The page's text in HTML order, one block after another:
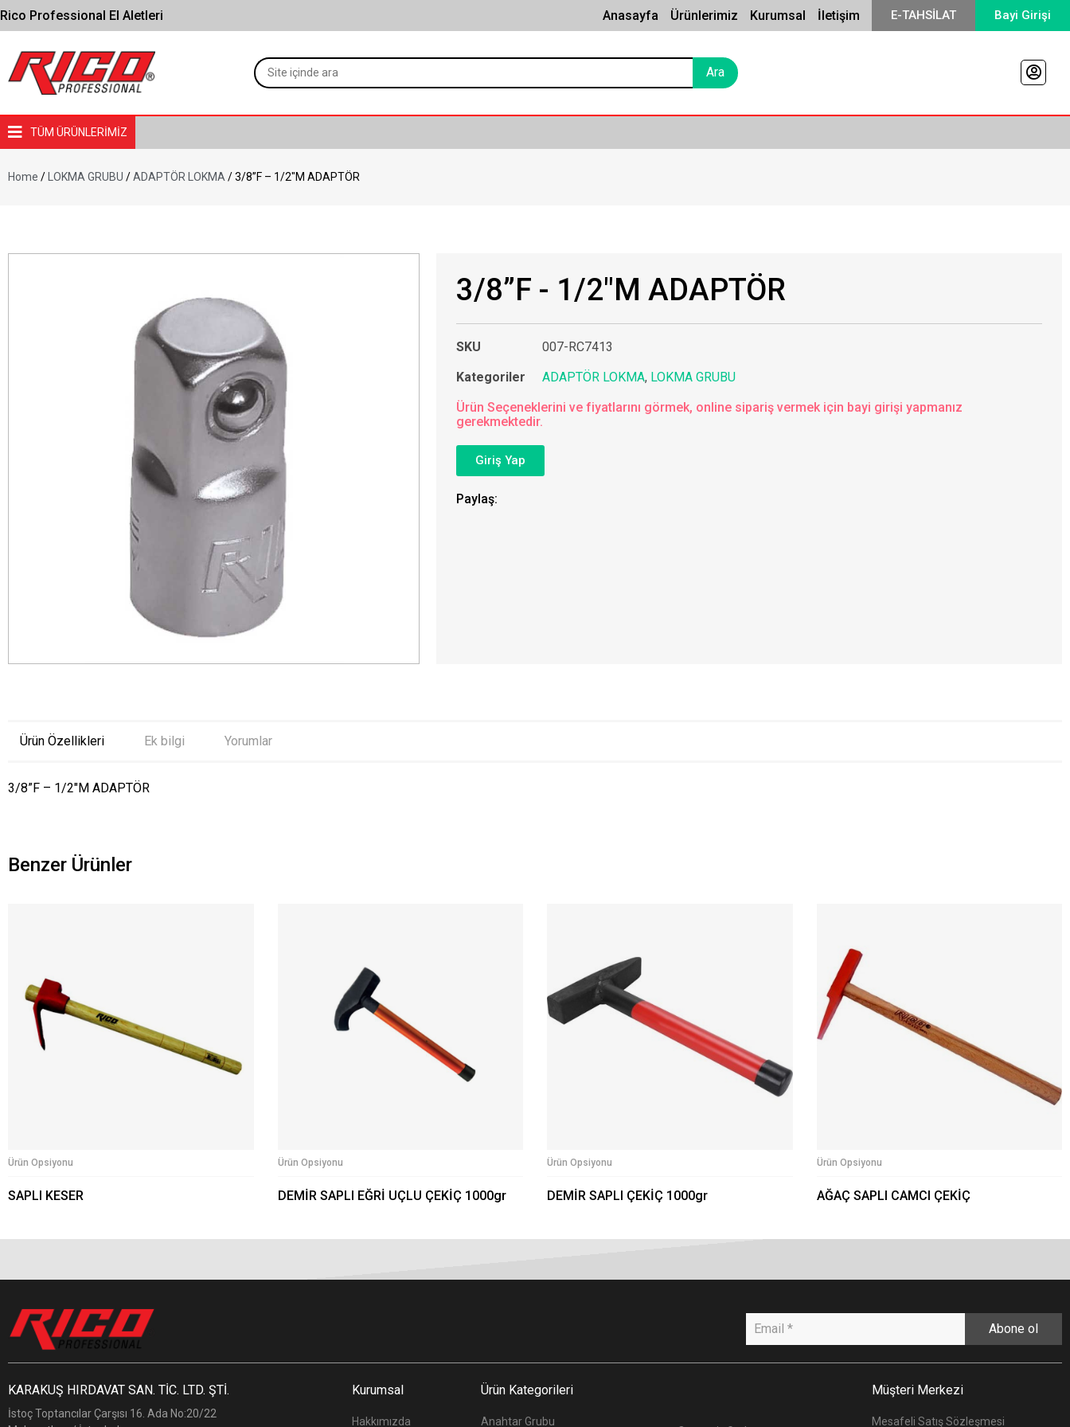
Rico Professional El Aletleri Anasayfa Ürünlerimiz Kurumsal İletişim E-TAHSİLAT Bayi Girişi
TÜM ÜRÜNLERİMİZ
Home /LOKMA GRUBU /ADAPTÖR LOKMA / 3/8”F – 1/2″M ADAPTÖR
3/8”F - 1/2"M ADAPTÖR
SKU
007-RC7413
Kategoriler
ADAPTÖR LOKMA, LOKMA GRUBU
Ürün Seçeneklerini ve fiyatlarını görmek, online sipariş vermek için bayi girişi yapmanız
gerekmektedir.
Giriş Yap
Paylaş:
Ürün Özellikleri Ek bilgi Yorumlar
3/8”F – 1/2″M ADAPTÖR
Benzer Ürünler
Ürün Opsiyonu
SAPLI KESER
Ürün Opsiyonu
DEMİR SAPLI EĞRİ UÇLU ÇEKİÇ 1000gr
Ürün Opsiyonu
DEMİR SAPLI ÇEKİÇ 1000gr
Ürün Opsiyonu
AĞAÇ SAPLI CAMCI ÇEKİÇ
Abone ol
KARAKUŞ HIRDAVAT SAN. TİC. LTD. ŞTİ.
İstoç Toptancılar Çarşısı 16. Ada No:20/22
Kurumsal
Hakkımızda
Ürün Kategorileri
Anahtar Grubu
Müşteri Merkezi
Mesafeli Satış Sözleşmesi